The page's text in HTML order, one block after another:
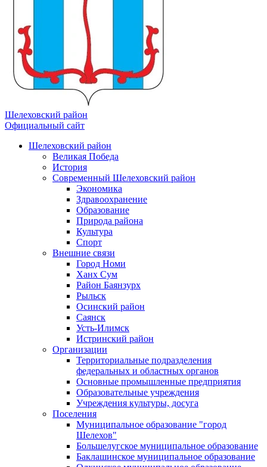
Шелеховский район
Официальный сайт
Шелеховский район
Великая Победа
История
Современный Шелеховский район
Экономика
Здравоохранение
Образование
Природа района
Культура
Спорт
Внешние связи
Город Номи
Ханх Сум
Район Баянзурх
Рыльск
Осинский район
Саянск
Усть-Илимск
Истринский район
Организации
Территориальные подразделения
федеральных и областных органов
Основные промышленные предприятия
Образовательные учреждения
Учреждения культуры, досуга
Поселения
Муниципальное образование "город
Шелехов"
Большелугское муниципальное образование
Баклашинское муниципальное образование